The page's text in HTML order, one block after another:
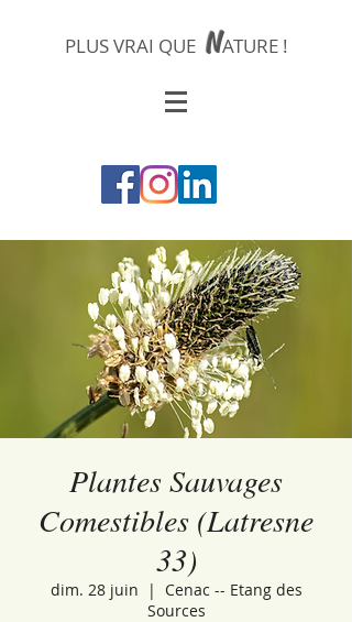
PLUS VRAI QUE NATURE !
Plantes Sauvages
Comestibles (Latresne
33)
dim. 28 juin
  |
Cenac -- Etang des
Sources